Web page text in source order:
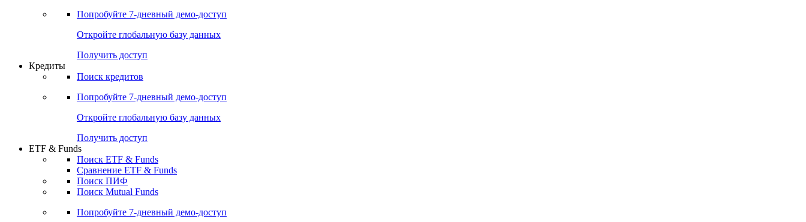
Попробуйте 7-дневный демо-доступ
Откройте глобальную базу данных
Получить доступ
Кредиты
Поиск кредитов
Попробуйте 7-дневный демо-доступ
Откройте глобальную базу данных
Получить доступ
ETF & Funds
Поиск ETF & Funds
Сравнение ETF & Funds
Поиск ПИФ
Поиск Mutual Funds
Попробуйте 7-дневный демо-доступ